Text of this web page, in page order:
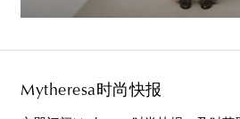
Mytheresa时尚快报